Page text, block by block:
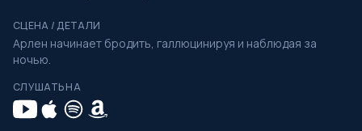
СЦЕНА / ДЕТАЛИ
Арлен начинает бродить, галлюцинируя и наблюдая за
ночью.
СЛУШАТЬ НА